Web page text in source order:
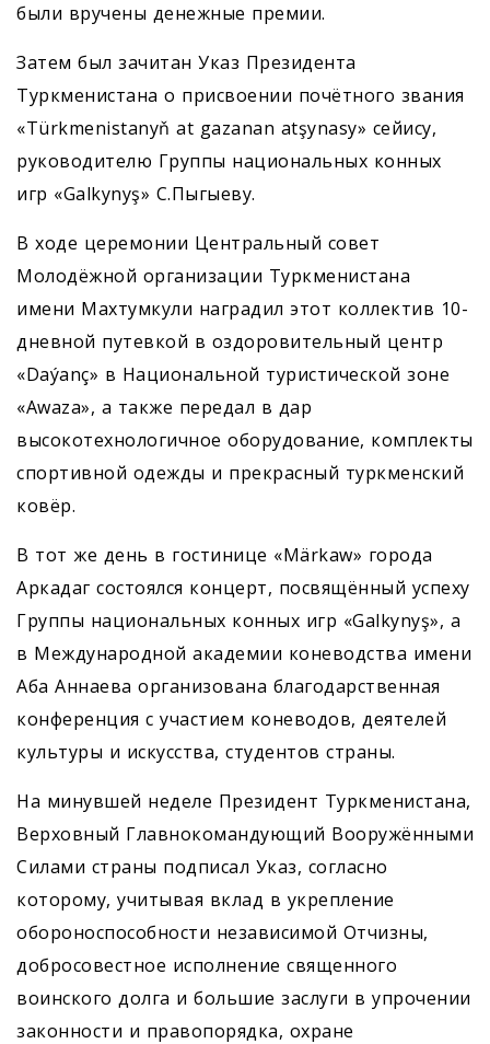
были вручены денежные премии.
Затем был зачитан Указ Президента
Туркменистана о присвоении почётного звания
«Türkmenistanyň at gazanan atşynasy» сейису,
руководителю Группы национальных конных
игр «Galkynyş» С.Пыгыеву.
В ходе церемонии Центральный совет
Молодёжной организации Туркменистана
имени Махтумкули наградил этот коллектив 10-
дневной путевкой в оздоровительный центр
«Daýanç» в Национальной туристической зоне
«Awaza», а также передал в дар
высокотехнологичное оборудование, комплекты
спортивной одежды и прекрасный туркменский
ковёр.
В тот же день в гостинице «Märkaw» города
Аркадаг состоялся концерт, посвящённый успеху
Группы национальных конных игр «Galkynyş», а
в Международной академии коневодства имени
Аба Аннаева организована благодарственная
конференция с участием коневодов, деятелей
культуры и искусства, студентов страны.
На минувшей неделе Президент Туркменистана,
Верховный Главнокомандующий Вооружёнными
Силами страны подписал Указ, согласно
которому, учитывая вклад в укрепление
обороноспособности независимой Отчизны,
добросовестное исполнение священного
воинского долга и большие заслуги в упрочении
законности и правопорядка, охране